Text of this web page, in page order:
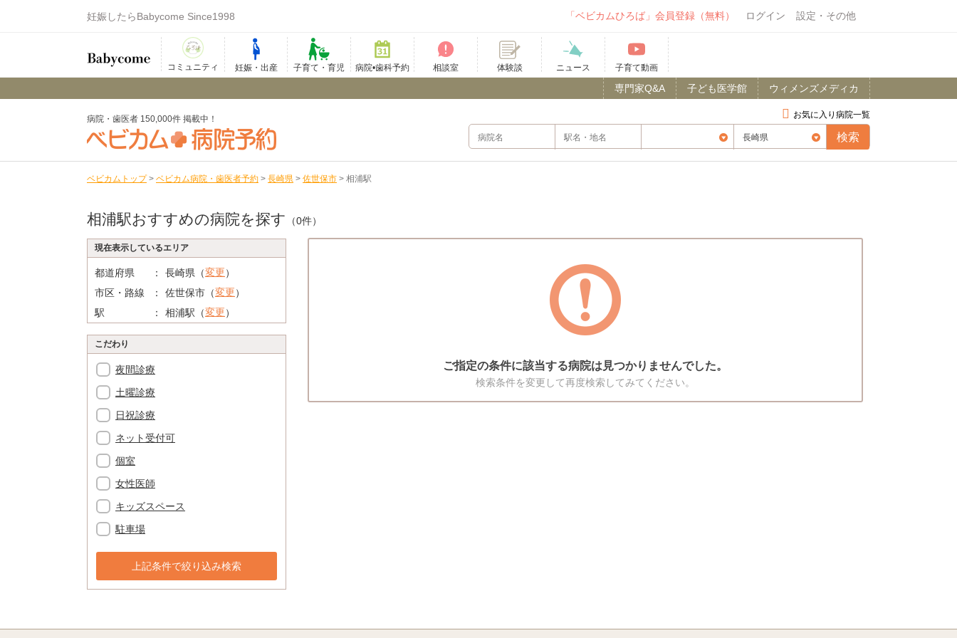
妊娠したらBabycome Since1998 「ベビカムひろば」会員登録（無料） ログイン 設定・その他
コミュニティ 妊娠・出産 子育て・育児 病院•歯科予約 相談室 体験談 ニュース 子育て動画
ウィメンズメディカ
子ども医学館
専門家Q&A
お気に入り病院一覧
病院・歯医者 150,000件 掲載中！
ベビカムトップ > ベビカム病院・歯医者予約 > 長崎県 > 佐世保市 > 相浦駅
相浦駅おすすめの病院を探す （0件）
現在表示しているエリア
都道府県 長崎県（変更）
市区・路線
佐世保市（変更）
駅
相浦駅（変更）
こだわり
夜間診療
土曜診療
日祝診療
ネット受付可
個室
女性医師
キッズスペース
駐車場
上記条件で絞り込み検索
ご指定の条件に該当する病院は見つかりませんでした。
検索条件を変更して再度検索してみてください。